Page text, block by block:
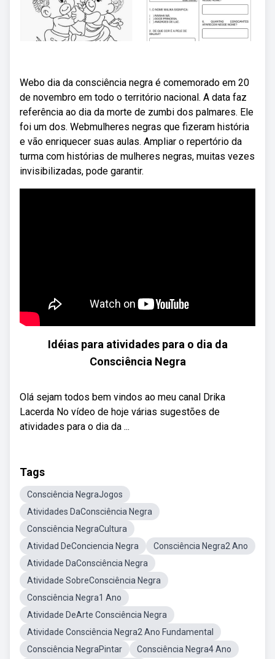
Webo dia da consciência negra é comemorado em 20
de novembro em todo o território nacional. A data faz
referência ao dia da morte de zumbi dos palmares. Ele
foi um dos. Webmulheres negras que fizeram história
e vão enriquecer suas aulas. Ampliar o repertório da
turma com histórias de mulheres negras, muitas vezes
invisibilizadas, pode garantir.
Idéias para atividades para o dia da
Consciência Negra
Olá sejam todos bem vindos ao meu canal Drika
Lacerda No vídeo de hoje várias sugestões de
atividades para o dia da ...
Tags
Consciência NegraJogos
Atividades DaConsciência Negra
Consciência NegraCultura
Atividad DeConciencia Negra
Consciência Negra2 Ano
Atividade DaConsciência Negra
Atividade SobreConsciência Negra
Consciência Negra1 Ano
Atividade DeArte Consciência Negra
Atividade Consciência Negra2 Ano Fundamental
Consciência NegraPintar
Consciência Negra4 Ano